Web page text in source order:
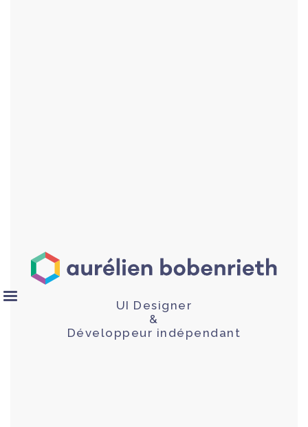
UI Designer
&
Développeur indépendant